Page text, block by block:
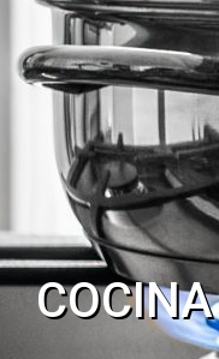
COCINA